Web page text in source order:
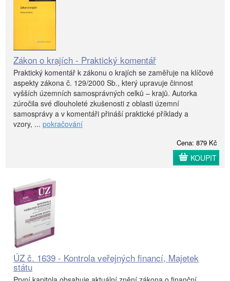
Zákon o krajích - Praktický komentář
Praktický komentář k zákonu o krajích se zaměřuje na klíčové
aspekty zákona č. 129/2000 Sb., který upravuje činnost
vyšších územních samosprávných celků – krajů. Autorka
zúročila své dlouholeté zkušenosti z oblasti územní
samosprávy a v komentáři přináší praktické příklady a
vzory, ... pokračování
Cena: 879 Kč
KOUPIT
ÚZ č. 1639 - Kontrola veřejných financí, Majetek
státu